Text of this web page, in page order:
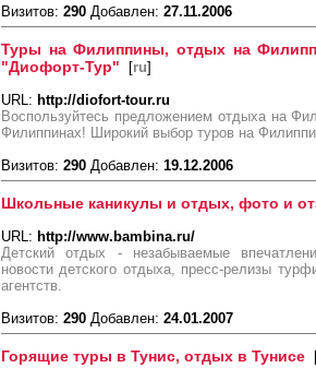
Визитов: 290 Добавлен: 27.11.2006
Туры на Филиппины, отдых на
"Диофорт-Тур" [ru]
URL: http://diofort-tour.ru
Воспользуйтесь предложением отдыха на
Филиппинах! Широкий выбор туров на
Визитов: 290 Добавлен: 19.12.2006
Школьные каникулы и отдых, фото и
URL: http://www.bambina.ru/
Детский отдых - незабываемые
новости детского отдыха, пресс-релизы
агентств.
Визитов: 290 Добавлен: 24.01.2007
Горящие туры в Тунис, отдых в Тунисе